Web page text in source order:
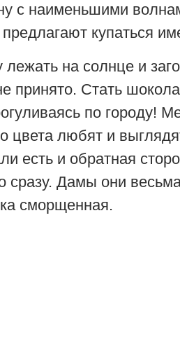
с наименьшими
купаться
лежать на солнце и
принято. Стать
по городу!
цвета любят и
есть и обратная
сразу. Дамы они
сморщенная.